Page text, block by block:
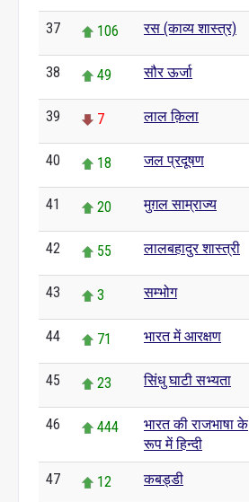
37 106 रस (काव्य शास्त्र)
38 49 सौर ऊर्जा
39 7 लाल क़िला
40 18 जल प्रदूषण
41 20 मुग़ल साम्राज्य
42 55 लालबहादुर शास्त्री
43 3 सम्भोग
44 71 भारत में आरक्षण
45 23 सिंधु घाटी सभ्यता
46 444
भारत की राजभाषा के
रूप में हिन्दी
47 12 कबड्डी